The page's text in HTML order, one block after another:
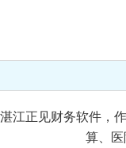
湛江正见财务软件，
算、